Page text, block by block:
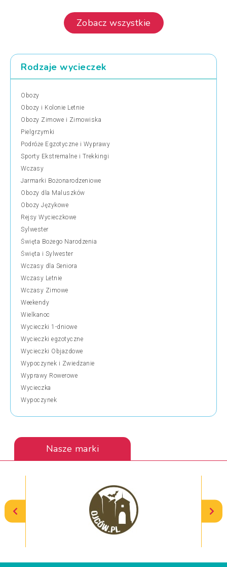
Zobacz wszystkie
Rodzaje wycieczek
Obozy
Obozy i Kolonie Letnie
Obozy Zimowe i Zimowiska
Pielgrzymki
Podróże Egzotyczne i Wyprawy
Sporty Ekstremalne i Trekkingi
Wczasy
Jarmarki Bożonarodzeniowe
Obozy dla Maluszków
Obozy Językowe
Rejsy Wycieczkowe
Sylwester
Święta Bożego Narodzenia
Święta i Sylwester
Wczasy dla Seniora
Wczasy Letnie
Wczasy Zimowe
Weekendy
Wielkanoc
Wycieczki 1-dniowe
Wycieczki egzotyczne
Wycieczki Objazdowe
Wypoczynek i Zwiedzanie
Wyprawy Rowerowe
Wycieczka
Wypoczynek
Nasze marki